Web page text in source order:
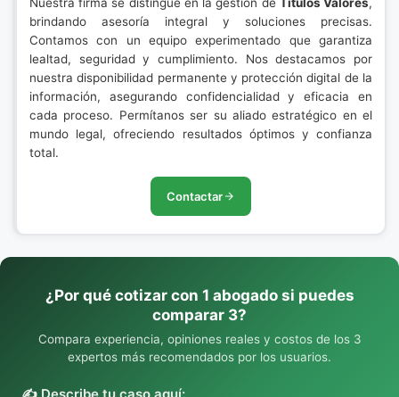
brindando asesoría integral y soluciones precisas.
Contamos con un equipo experimentado que garantiza
lealtad, seguridad y cumplimiento. Nos destacamos por
nuestra disponibilidad permanente y protección digital de la
información, asegurando confidencialidad y eficacia en
cada proceso. Permítanos ser su aliado estratégico en el
mundo legal, ofreciendo resultados óptimos y confianza
total.
Contactar
¿Por qué cotizar con 1 abogado si puedes
comparar 3?
Compara experiencia, opiniones reales y costos de los 3
expertos más recomendados por los usuarios.